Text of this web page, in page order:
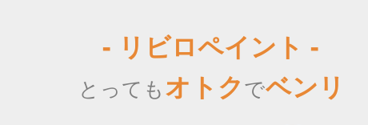
- リビロペイント -
とってもオトクでベンリ